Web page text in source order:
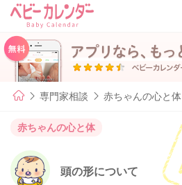
専門家相談 赤ちゃんの心と体
赤ちゃんの心と体
頭の形について